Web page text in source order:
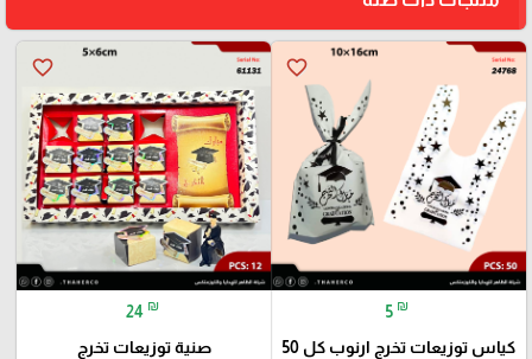
favorite_border
5 ₪
كياس توزيعات تخرج ارنوب كل 50
favorite_border
24 ₪
صنية توزيعات تخرج